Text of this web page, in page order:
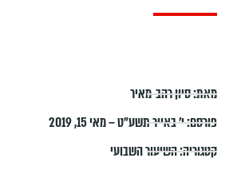
מאת:סיון רהב-מאיר
פורסם:י׳ באייר תשע״ט – מאי 15, 2019
קטגוריה:השיעור השבועי